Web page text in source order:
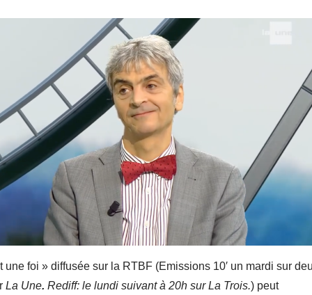
une foi » diffusée sur la RTBF (Emissions 10′ un mardi sur
La Une. Rediff: le lundi suivant à 20h sur La Trois.) peut